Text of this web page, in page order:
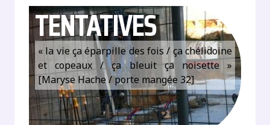
TENTATIVES
« la vie ça éparpille des fois / ça chélidoine
et copeaux / ça bleuit ça noisette »
[Maryse Hache / porte mangée 32]